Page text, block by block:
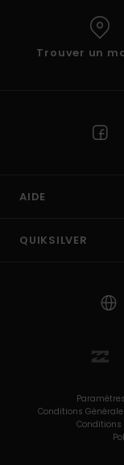
Trouver un
AIDE
QUIKSILVER
Conditions
Conditions